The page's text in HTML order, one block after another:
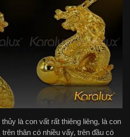
là con vất rất thiêng liêng, là con
thân có nhiều vẩy, trên đầu có